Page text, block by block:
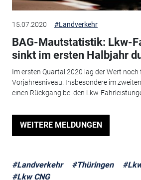
15.07.2020 #Landverkehr
BAG-Mautstatistik: Lkw-
sinkt im ersten Halbjahr
Im ersten Quartal 2020 lag der Wert
Vorjahresniveau. Insbesondere im
einen Rückgang bei den Lkw-
WEITERE MELDUNGEN
#Landverkehr #Thüringen
#Lkw CNG